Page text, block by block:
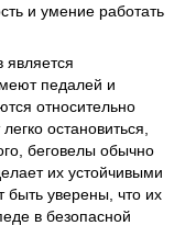
и умение работать
педалей и
относительно
остановиться,
беговелы обычно
их устойчивыми
быть уверены, что их
в безопасной